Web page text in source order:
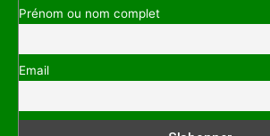
Prénom ou nom complet
Email